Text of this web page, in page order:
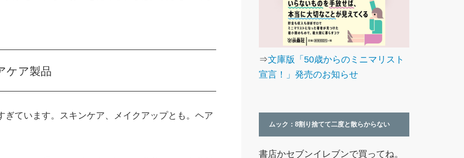
ケア製品
ぎています。スキンケア、メイクアップとも。ヘア
⇒文庫版「50歳からのミニマリスト
宣言！」発売のお知らせ
ムック：8割り捨てて二度と散らからない
書店かセブンイレブンで買ってね。